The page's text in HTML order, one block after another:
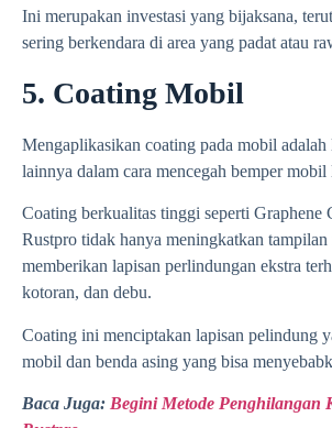
Ini merupakan investasi yang bijaksana,
sering berkendara di area yang padat atau
5. Coating Mobil
Mengaplikasikan coating pada mobil
lainnya dalam cara mencegah bemper mobil
Coating berkualitas tinggi seperti Graphene
Rustpro tidak hanya meningkatkan
memberikan lapisan perlindungan ekstra
kotoran, dan debu.
Coating ini menciptakan lapisan pelindung
mobil dan benda asing yang bisa
Baca Juga: Begini Metode Penghilangan